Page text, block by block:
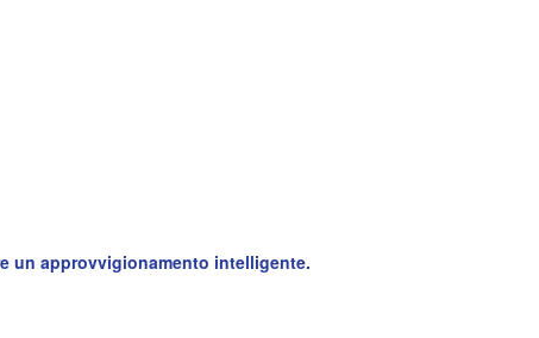
un approvvigionamento intelligente.